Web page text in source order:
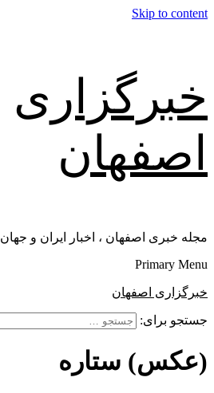
Skip to content
خبرگزاری
اصفهان
مجله خبری اصفهان ، اخبار ایران و جهان
Primary Menu
خبرگزاری اصفهان
جستجو برای:
(عکس) ستاره